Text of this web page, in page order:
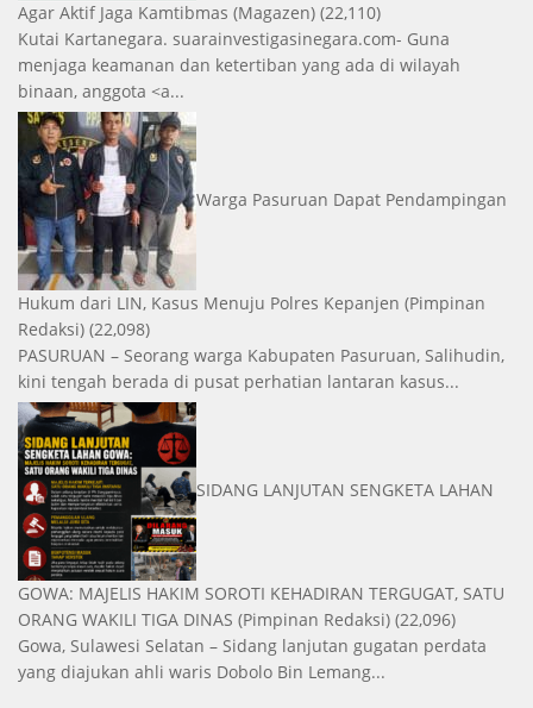
Agar Aktif Jaga Kamtibmas (Magazen) (22,110)
Kutai Kartanegara. suarainvestigasinegara.com- Guna
menjaga keamanan dan ketertiban yang ada di wilayah
binaan, anggota <a...
Warga Pasuruan Dapat Pendampingan
Hukum dari LIN, Kasus Menuju Polres Kepanjen (Pimpinan
Redaksi) (22,098)
PASURUAN – Seorang warga Kabupaten Pasuruan, Salihudin,
kini tengah berada di pusat perhatian lantaran kasus...
SIDANG LANJUTAN SENGKETA LAHAN
GOWA: MAJELIS HAKIM SOROTI KEHADIRAN TERGUGAT, SATU
ORANG WAKILI TIGA DINAS (Pimpinan Redaksi) (22,096)
Gowa, Sulawesi Selatan – Sidang lanjutan gugatan perdata
yang diajukan ahli waris Dobolo Bin Lemang...